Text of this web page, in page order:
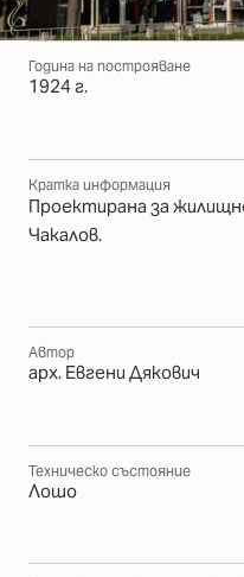
Година на построяване
1924 г.
Кратка информация
Проектирана за
Чакалов.
Автор
арх. Евгени Дякович
Техническо състояние
Лошо